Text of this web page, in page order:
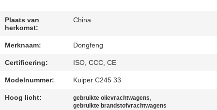
VERZOEK
OM EEN
SITEMAP
Plaats van
herkomst:
China
Merknaam: Dongfeng
Certificering: ISO, CCC, CE
Modelnummer: Kuiper C245 33
Hoog licht: gebruikte olievrachtwagens,
gebruikte brandstofvrachtwagens